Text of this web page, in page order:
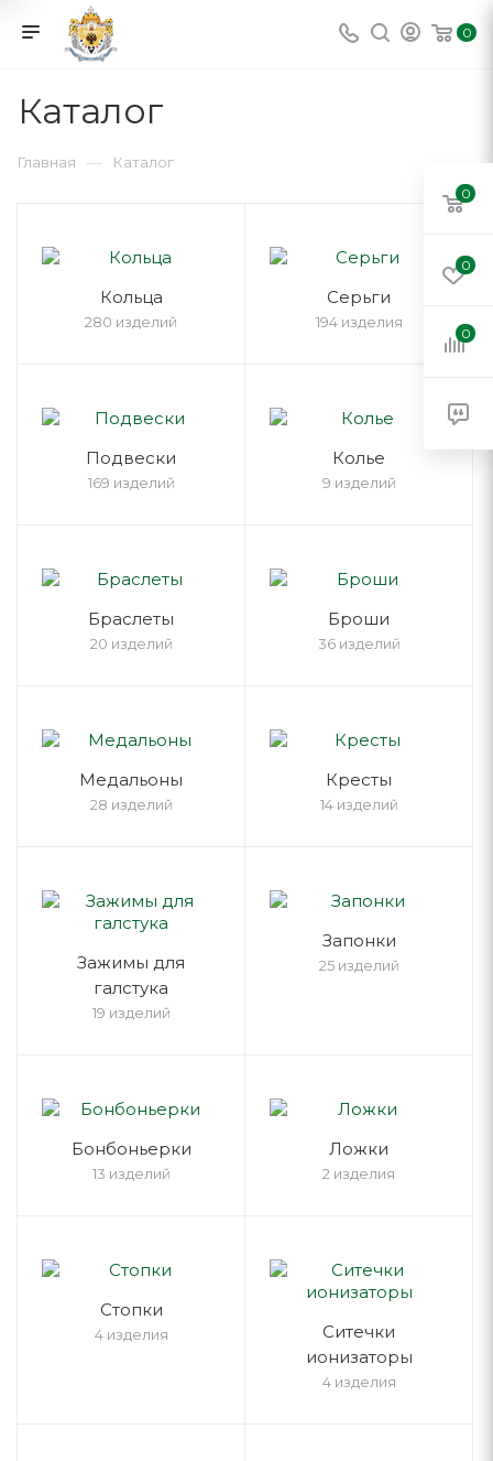
0
Каталог
Главная — Каталог
Кольца
280 изделий
Серьги
194 изделия
Подвески
169 изделий
Колье
9 изделий
Браслеты
20 изделий
Броши
36 изделий
Медальоны
28 изделий
Кресты
14 изделий
Зажимы для
галстука
19 изделий
Запонки
25 изделий
Бонбоньерки
13 изделий
Ложки
2 изделия
Стопки
4 изделия
Ситечки
ионизаторы
4 изделия
0
0
0